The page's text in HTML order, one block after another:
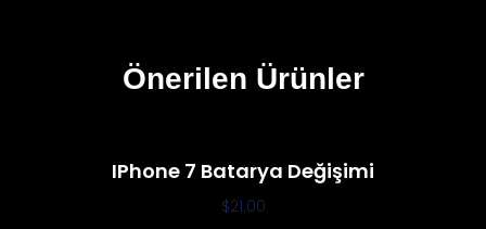
Önerilen Ürünler
IPhone 7 Batarya Değişimi
$21.00